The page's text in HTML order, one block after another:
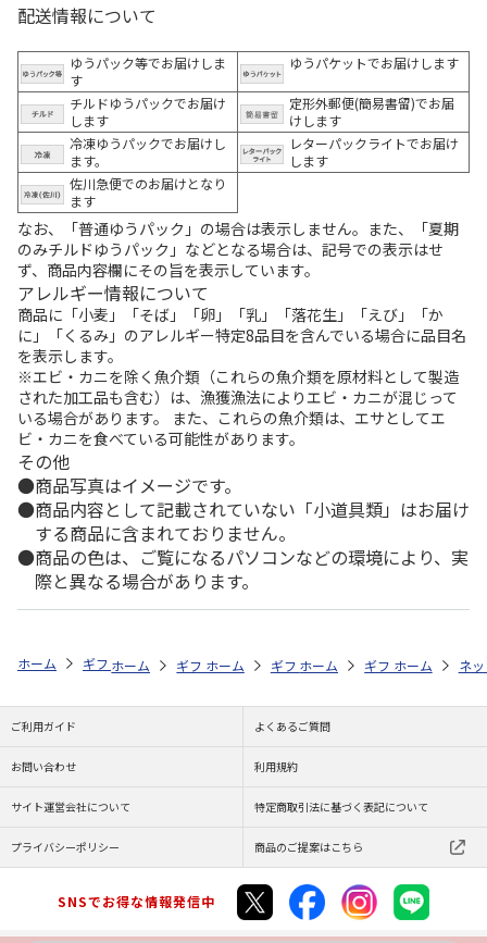
配送情報について
ゆうパック等でお届けしま
す
ゆうパケットでお届けします
チルドゆうパックでお届け
します
定形外郵便(簡易書留)でお届
けします
冷凍ゆうパックでお届けし
ます。
レターパックライトでお届け
します
佐川急便でのお届けとなり
ます
なお、「普通ゆうパック」の場合は表示しません。また、「夏期
のみチルドゆうパック」などとなる場合は、記号での表示はせ
ず、商品内容欄にその旨を表示しています。
アレルギー情報について
商品に「小麦」「そば」「卵」「乳」「落花生」「えび」「か
に」「くるみ」のアレルギー特定8品目を含んでいる場合に品目名
を表示します。
※エビ・カニを除く魚介類（これらの魚介類を原材料として製造
された加工品も含む）は、漁獲漁法によりエビ・カニが混じって
いる場合があります。 また、これらの魚介類は、エサとしてエ
ビ・カニを食べている可能性があります。
その他
商品写真はイメージです。
商品内容として記載されていない「小道具類」はお届け
する商品に含まれておりません。
商品の色は、ご覧になるパソコンなどの環境により、実
際と異なる場合があります。
ホーム ギフトストア お中元・夏ギフト特集 2026 ドリンク ＜
ホーム ギフトストア お中元・夏ギフト特集 2026
ホーム ギフトストア お中元・夏ギフト
ホーム ギフトストア お
ホーム ネ
ご利用ガイド よくあるご質問
お問い合わせ 利用規約
サイト運営会社について 特定商取引法に基づく表記について
プライバシーポリシー 商品のご提案はこちら
SNSでお得な情報発信中